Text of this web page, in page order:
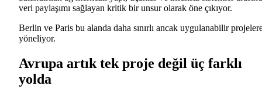
veri paylaşımı sağlayan kritik bir unsur olarak öne çıkıyor.
Berlin ve Paris bu alanda daha sınırlı ancak uygulanabilir
yöneliyor.
Avrupa artık tek proje değil üç farklı
yolda